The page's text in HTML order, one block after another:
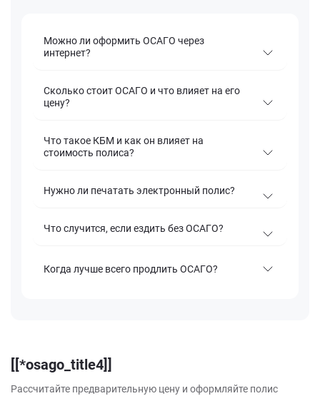
Можно ли оформить ОСАГО через
интернет?
Сколько стоит ОСАГО и что влияет на его
цену?
Что такое КБМ и как он влияет на
стоимость полиса?
Нужно ли печатать электронный полис?
Что случится, если ездить без ОСАГО?
Когда лучше всего продлить ОСАГО?
[[*osago_title4]]
Рассчитайте предварительную цену и оформляйте полис